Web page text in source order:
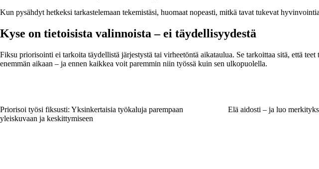
Kun pysähdyt hetkeksi tarkastelemaan tekemistäsi, huomaat nopeasti, mitkä tavat tukevat
Kyse on tietoisista valinnoista – ei täydellisyydestä
Fiksu priorisointi ei tarkoita täydellistä järjestystä tai virheetöntä aikataulua. Se tarkoittaa sitä, että
enemmän aikaan – ja ennen kaikkea voit paremmin niin työssä kuin sen ulkopuolella.
Priorisoi työsi fiksusti: Yksinkertaisia työkaluja parempaan
yleiskuvaan ja keskittymiseen
Elä aidosti – ja luo